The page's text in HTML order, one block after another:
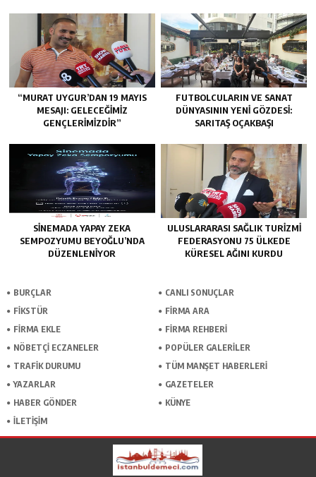
“MURAT UYGUR’DAN 19 MAYIS
MESAJI: GELECEĞIMIZ
GENÇLERIMIZDIR”
FUTBOLCULARIN VE SANAT
DÜNYASININ YENI GÖZDESI:
SARITAŞ OÇAKBAŞI
SINEMADA YAPAY ZEKA
SEMPOZYUMU BEYOĞLU’NDA
DÜZENLENIYOR
ULUSLARARASI SAĞLIK TURIZMI
FEDERASYONU 75 ÜLKEDE
KÜRESEL AĞINI KURDU
BURÇLAR
CANLI SONUÇLAR
FİKSTÜR
FİRMA ARA
FİRMA EKLE
FİRMA REHBERİ
NÖBETÇİ ECZANELER
POPÜLER GALERİLER
TRAFİK DURUMU
TÜM MANŞET HABERLERİ
YAZARLAR
GAZETELER
HABER GÖNDER
KÜNYE
İLETİŞİM